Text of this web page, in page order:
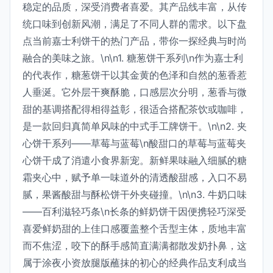
稳定的品质，深受消费者喜爱。其产品线丰富，从传
统口味到创新风潮，满足了不同人群的需求。以下盘
点当前嘉士利饼干的热门产品，带你一探经典与时尚
融合的美味之旅。\n\n1. 糖葱饼干系列\n作为嘉士利
的代表作，糖葱饼干以其金黄的色泽和自然的葱香惹
人垂涎。它外层干爽酥脆，口感层次分明，葱香与微
甜的基调搭配得相得益彰，很适合搭配茶饮或咖啡，
是一款回归真简单风味的中式手工牌饼干。\n\n2. 夹
心饼干系列——草莓与蓝莓\n酸甜口的草莓与蓝莓夹
心饼干成了消遣小食界新宠。新鲜果味融入细腻的糖
霜夹心中，赋予单一味道外的清透酸甜感，入口不易
腻，果酱酸甜与酥松饼干外夹碰撞。\n\n3. 牛奶口味
——百利滋轻巧条\n长条的鲜奶饼干因便携轻巧深受
喜爱鲜奶甜的上佳口感覆盖整个舌型主体，质地丰富
而不焦涩，咬下的酥手感简直满满都散发奶扑鼻，这
属于涂夜小资放腿版蘸抹的初心的经典作品支利成当